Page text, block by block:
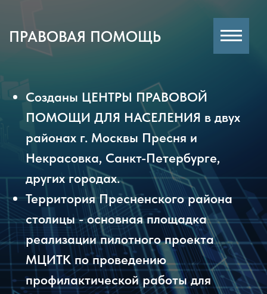
ПОМОЩИ ДЛЯ НАСЕЛЕНИЯ в двух
районах г. Москвы Пресня и
Некрасовка, Санкт-Петербурге,
других городах.
Территория Пресненского района
столицы - основная площадка
реализации пилотного проекта
МЦИТК по проведению
профилактической работы для
предотвращения киберпреступлений.
Управа Пресненского района
объявила текущий, 2022 год, годом
борьбы с киберпреступлениями.
Специалисты МЦИТК проводят
профилактические работы для